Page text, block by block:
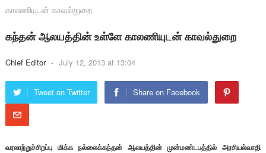
காலணியுடன் காவல்துறை
கந்தன் ஆலயத்தின் உள்ளே காலணியுடன் காவல்துறை
Chief Editor - July 12, 2013 at 13:04
Tweet on Twitter Share on Facebook
வரலாற்றுச்சிறப்பு மிக்க நல்லைக்கந்தன் ஆலயத்தின் முன்மண்டபத்தில் அரசியல்வாதி